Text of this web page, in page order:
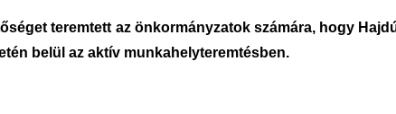
teremtett az önkormányzatok számára, hogy
belül az aktív munkahelyteremtésben.